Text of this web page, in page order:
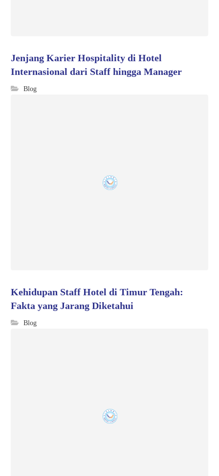
Jenjang Karier Hospitality di Hotel
Internasional dari Staff hingga Manager
Blog
Kehidupan Staff Hotel di Timur Tengah:
Fakta yang Jarang Diketahui
Blog